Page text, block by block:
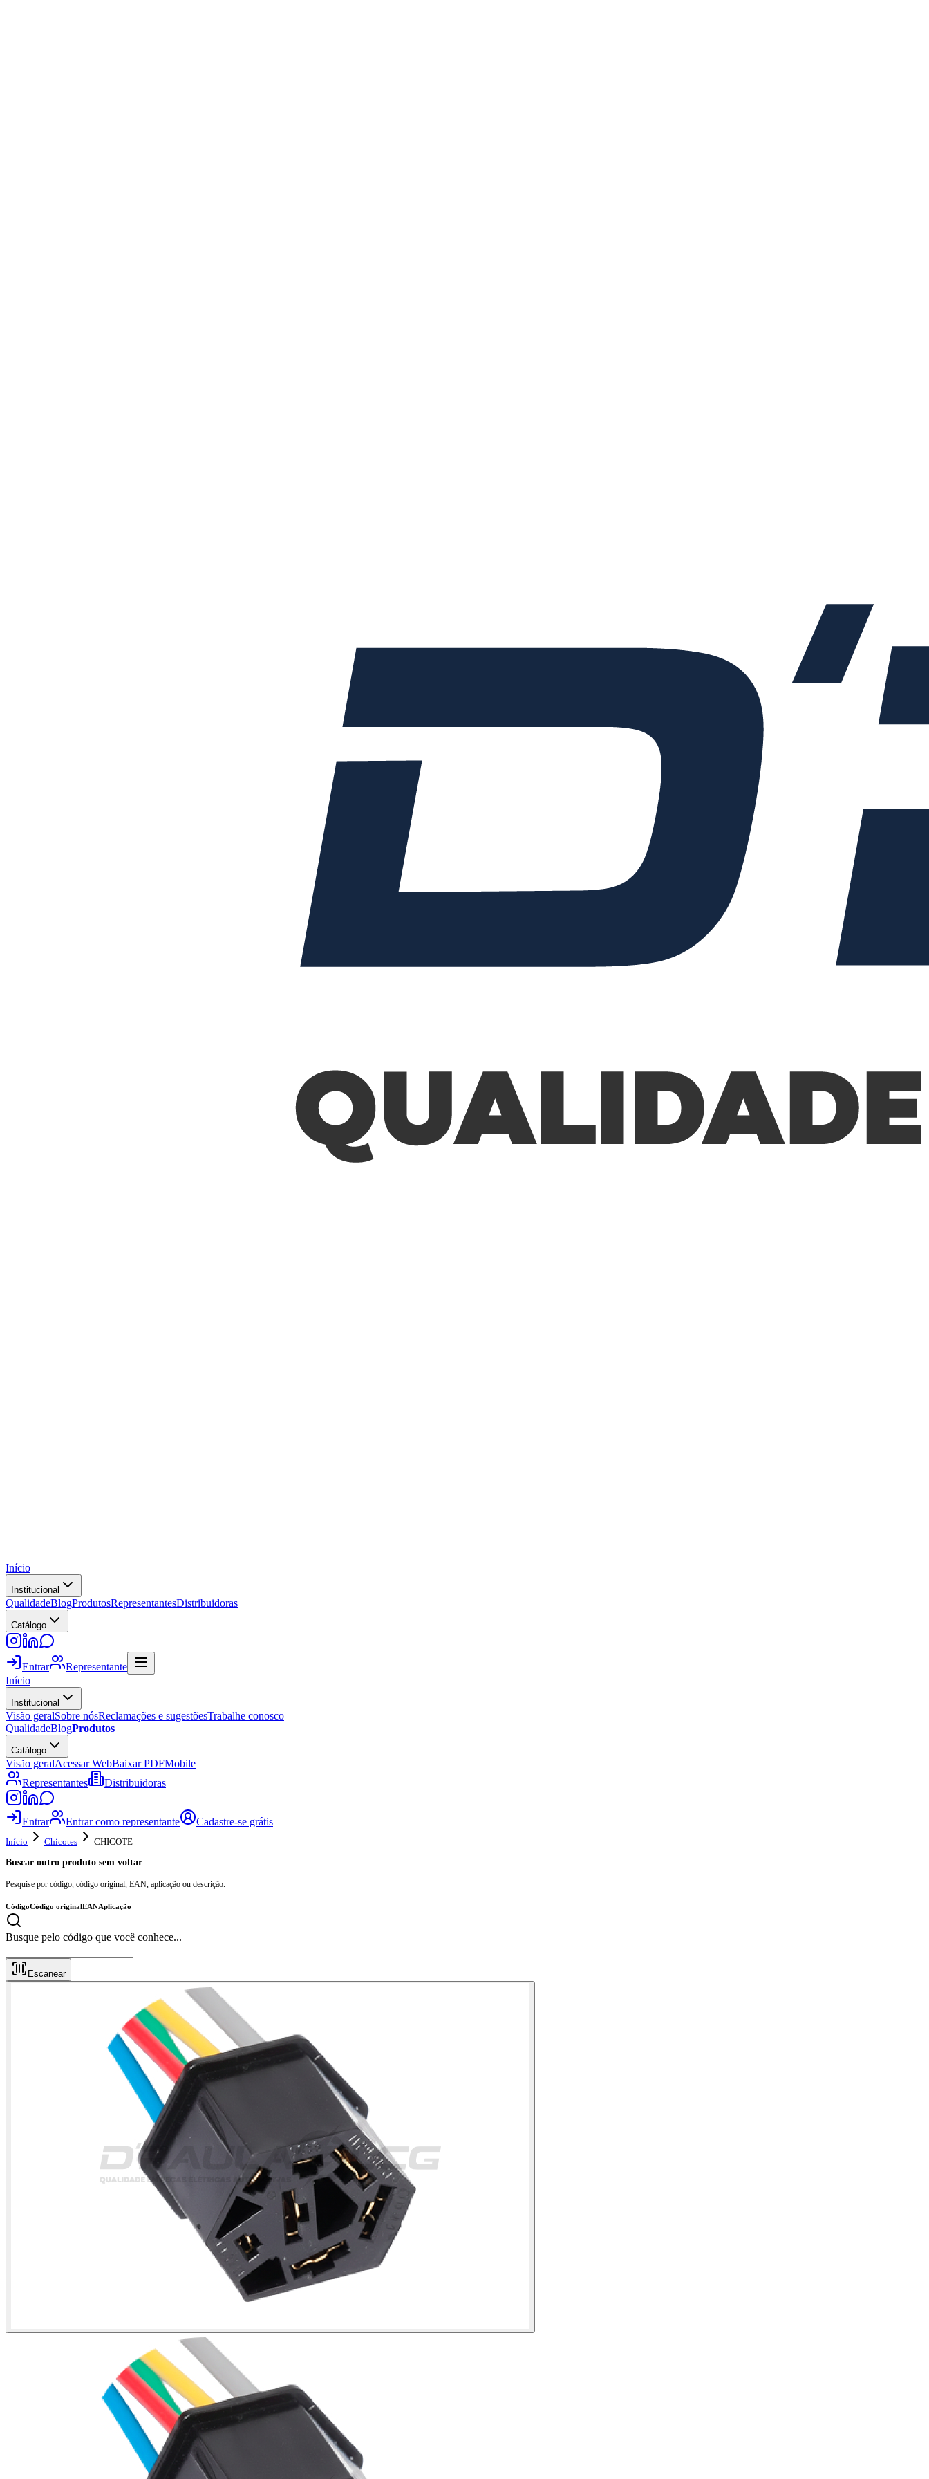
Início
Institucional
QualidadeBlogProdutosRepresentantesDistribuidoras
Catálogo
Entrar
Representante
Início
Institucional
Visão geralSobre nósReclamações e sugestõesTrabalhe conosco
QualidadeBlogProdutos
Catálogo
Visão geralAcessar WebBaixar PDFMobile
Representantes
Distribuidoras
Entrar Entrar como representante Cadastre-se grátis
Início Chicotes
CHICOTE
Buscar outro produto sem voltar
Pesquise por código, código original, EAN, aplicação ou descrição.
CódigoCódigo originalEANAplicação
Busque pelo código que você conhece..
Escanear